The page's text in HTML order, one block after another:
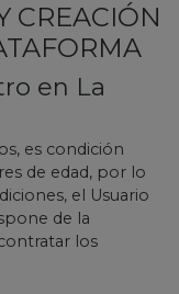
CREACIÓN
en La
es condición
de edad, por lo
el Usuario
de la
los